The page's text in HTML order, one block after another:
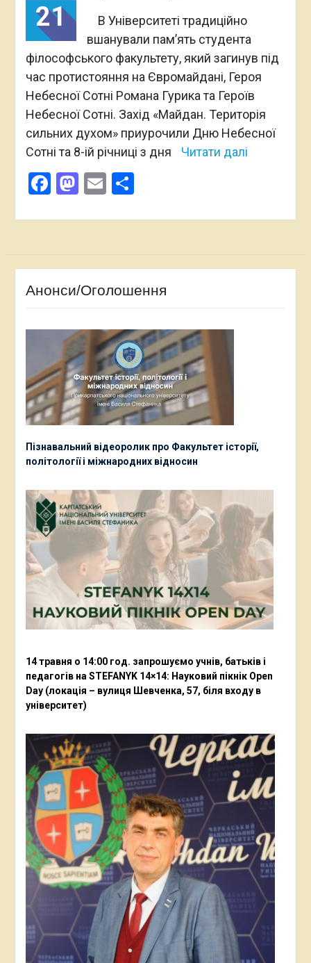
21
В Університеті традиційно
вшанували пам’ять студента
філософського факультету, який загинув під
час протистояння на Євромайдані, Героя
Небесної Сотні Романа Гурика та Героїв
Небесної Сотні. Захід «Майдан. Територія
сильних духом» приурочили Дню Небесної
Сотні та 8-ій річниці з дня
Читати далі
Facebook
Mastodon
EmailПоділитися
Анонси/Оголошення
Пізнавальний відеоролик про Факультет історії,
політології і міжнародних відносин
14 травня о 14:00 год. запрошуємо учнів, батьків і
педагогів на STEFANYK 14×14: Науковий пікнік Open
Day (локація – вулиця Шевченка, 57, біля входу в
університет)